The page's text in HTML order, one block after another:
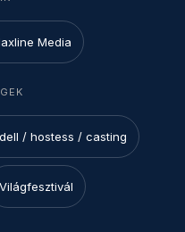
Media
/ hostess / casting
Világfesztivál